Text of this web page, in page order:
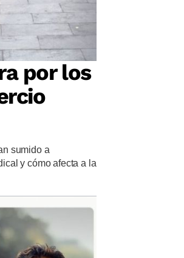
por los
sumido a
y cómo afecta a la